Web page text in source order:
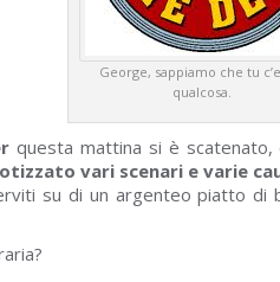
George, sappiamo che tu
qualcosa.
questa mattina si è scatenato,
vari scenari e varie
su di un argenteo piatto di